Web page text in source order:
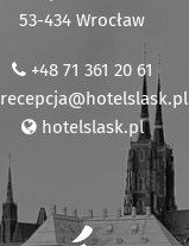
53-434 Wrocław
+48 71 361 20 61
recepcja@hotelslask.pl
hotelslask.pl